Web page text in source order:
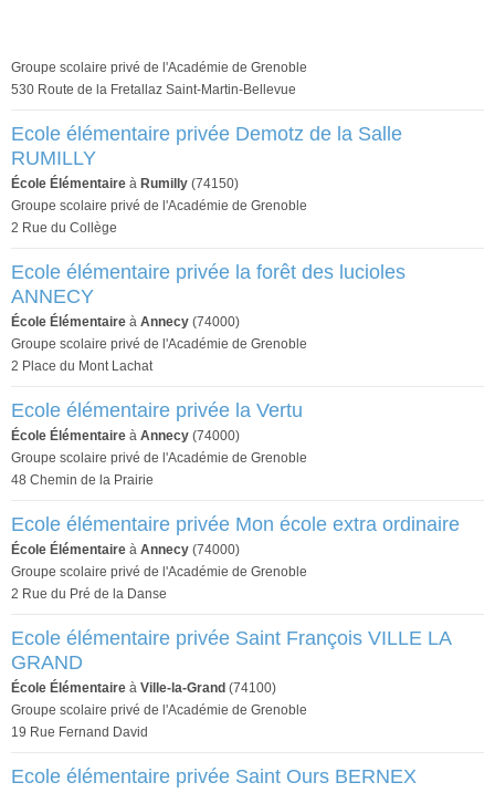
Groupe scolaire privé de l'Académie de Grenoble
530 Route de la Fretallaz Saint-Martin-Bellevue
Ecole élémentaire privée Demotz de la Salle
RUMILLY
École Élémentaire à Rumilly (74150)
Groupe scolaire privé de l'Académie de Grenoble
2 Rue du Collège
Ecole élémentaire privée la forêt des lucioles
ANNECY
École Élémentaire à Annecy (74000)
Groupe scolaire privé de l'Académie de Grenoble
2 Place du Mont Lachat
Ecole élémentaire privée la Vertu
École Élémentaire à Annecy (74000)
Groupe scolaire privé de l'Académie de Grenoble
48 Chemin de la Prairie
Ecole élémentaire privée Mon école extra ordinaire
École Élémentaire à Annecy (74000)
Groupe scolaire privé de l'Académie de Grenoble
2 Rue du Pré de la Danse
Ecole élémentaire privée Saint François VILLE LA
GRAND
École Élémentaire à Ville-la-Grand (74100)
Groupe scolaire privé de l'Académie de Grenoble
19 Rue Fernand David
Ecole élémentaire privée Saint Ours BERNEX